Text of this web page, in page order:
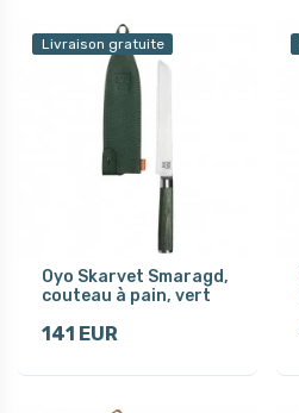
Livraison gratuite
Oyo Skarvet Smaragd,
couteau à pain, vert
141 EUR